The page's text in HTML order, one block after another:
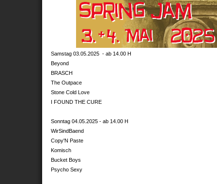
Samstag 03.05.2025 - ab 14.00 H
Beyond
BRASCH
The Outpace
Stone Cold Love
I FOUND THE CURE
Sonntag 04.05.2025 - ab 14.00 H
WirSindBaend
Copy'N Paste
Komisch
Bucket Boys
Psycho Sexy